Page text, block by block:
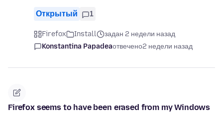
Открытый 1
Firefox Install
задан 2 недели назад
Konstantina Papadeaотвечено2 недели назад
Firefox seems to have been erased from my Windows